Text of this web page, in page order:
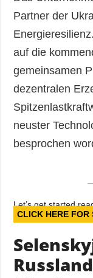
Partner der
auf die
gemeinsamen
dezentralen
neuster
besprochen
Let’s get started
CLICK HERE FOR